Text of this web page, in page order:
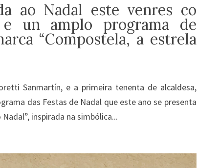
ao Nadal este venres co
un amplo programa de
“Compostela, a estrela
Sanmartín, e a primeira tenenta de alcaldesa,
das Festas de Nadal que este ano se presenta
inspirada na simbólica...